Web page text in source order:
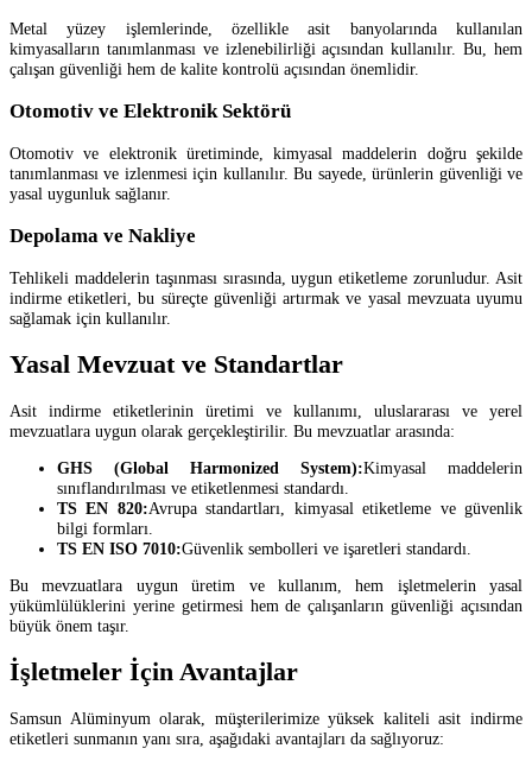
Metal yüzey işlemlerinde, özellikle asit banyolarında kullanılan
kimyasalların tanımlanması ve izlenebilirliği açısından kullanılır. Bu, hem
çalışan güvenliği hem de kalite kontrolü açısından önemlidir.
Otomotiv ve Elektronik Sektörü
Otomotiv ve elektronik üretiminde, kimyasal maddelerin doğru şekilde
tanımlanması ve izlenmesi için kullanılır. Bu sayede, ürünlerin güvenliği ve
yasal uygunluk sağlanır.
Depolama ve Nakliye
Tehlikeli maddelerin taşınması sırasında, uygun etiketleme zorunludur. Asit
indirme etiketleri, bu süreçte güvenliği artırmak ve yasal mevzuata uyumu
sağlamak için kullanılır.
Yasal Mevzuat ve Standartlar
Asit indirme etiketlerinin üretimi ve kullanımı, uluslararası ve yerel
mevzuatlara uygun olarak gerçekleştirilir. Bu mevzuatlar arasında:
GHS (Global Harmonized System):Kimyasal maddelerin
sınıflandırılması ve etiketlenmesi standardı.
TS EN 820:Avrupa standartları, kimyasal etiketleme ve güvenlik
bilgi formları.
TS EN ISO 7010:Güvenlik sembolleri ve işaretleri standardı.
Bu mevzuatlara uygun üretim ve kullanım, hem işletmelerin yasal
yükümlülüklerini yerine getirmesi hem de çalışanların güvenliği açısından
büyük önem taşır.
İşletmeler İçin Avantajlar
Samsun Alüminyum olarak, müşterilerimize yüksek kaliteli asit indirme
etiketleri sunmanın yanı sıra, aşağıdaki avantajları da sağlıyoruz: